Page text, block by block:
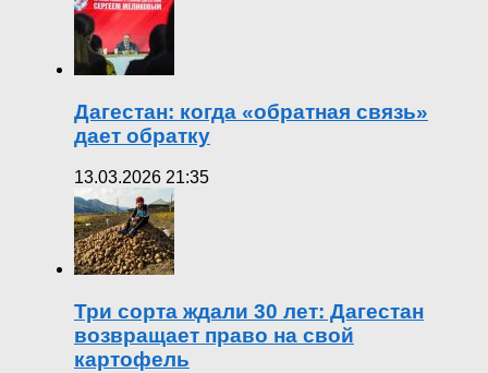
Дагестан: когда «обратная связь»
дает обратку
13.03.2026 21:35
Три сорта ждали 30 лет: Дагестан
возвращает право на свой
картофель